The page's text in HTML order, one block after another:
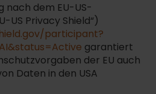
nach dem EU-US-
US Privacy Shield“)
participant?
garantiert
der EU auch
Daten in den USA